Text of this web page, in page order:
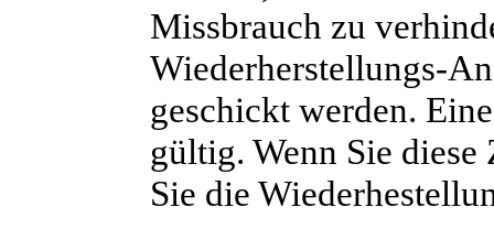
Missbrauch zu
Wiederherstellungs-
geschickt werden.
gültig. Wenn Sie diese
Sie die